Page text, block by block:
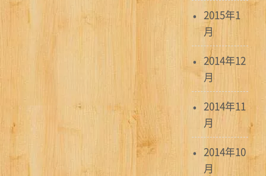
2015年1
月
2014年12
月
2014年11
月
2014年10
月